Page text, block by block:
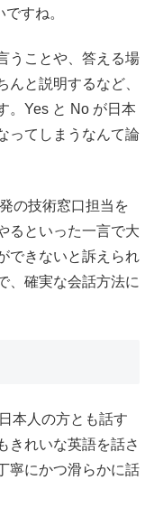
すね。
うことや、答える場
と説明するなど、
。Yes と No が日本
ってしまうなんて論
の技術窓口担当を
るといった一言で大
できないと訴えられ
、確実な会話方法に
本人の方とも話す
きれいな英語を話さ
寧にかつ滑らかに話